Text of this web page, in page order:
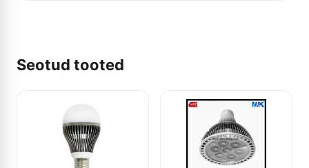
Seotud tooted